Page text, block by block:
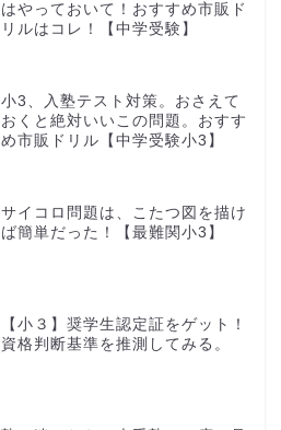
はやっておいて！おすすめ市販ド
リルはコレ！【中学受験】
小3、入塾テスト対策。おさえて
おくと絶対いいこの問題。おすす
め市販ドリル【中学受験小3】
サイコロ問題は、こたつ図を描け
ば簡単だった！【最難関小3】
【小３】奨学生認定証をゲット！
資格判断基準を推測してみる。